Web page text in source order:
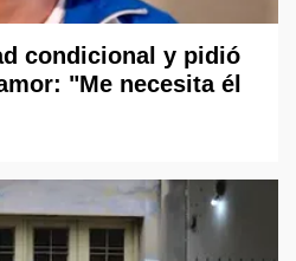
condicional y pidió
"Me necesita él